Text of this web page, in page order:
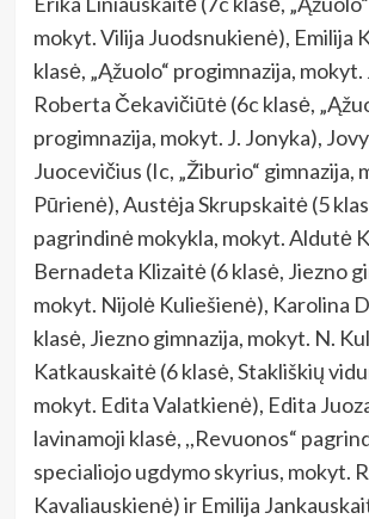
mokyt. Vilija Juodsnukienė), Emilija
klasė, „Ąžuolo“ progimnazija, mokyt.
Roberta Čekavičiūtė (6c klasė,
progimnazija, mokyt. J. Jonyka),
Juocevičius (Ic, „Žiburio“ gimnazija,
Pūrienė), Austėja Skrupskaitė (5
pagrindinė mokykla, mokyt. Aldutė
Bernadeta Klizaitė (6 klasė, Jiezno
mokyt. Nijolė Kuliešienė), Karolina
klasė, Jiezno gimnazija, mokyt. N.
Katkauskaitė (6 klasė, Stakliškių
mokyt. Edita Valatkienė), Edita
lavinamoji klasė, ,,Revuonos“
specialiojo ugdymo skyrius, mokyt.
Kavaliauskienė) ir Emilija